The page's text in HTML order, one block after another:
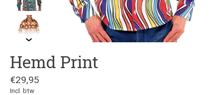
Hemd Print
€29,95
Incl. btw